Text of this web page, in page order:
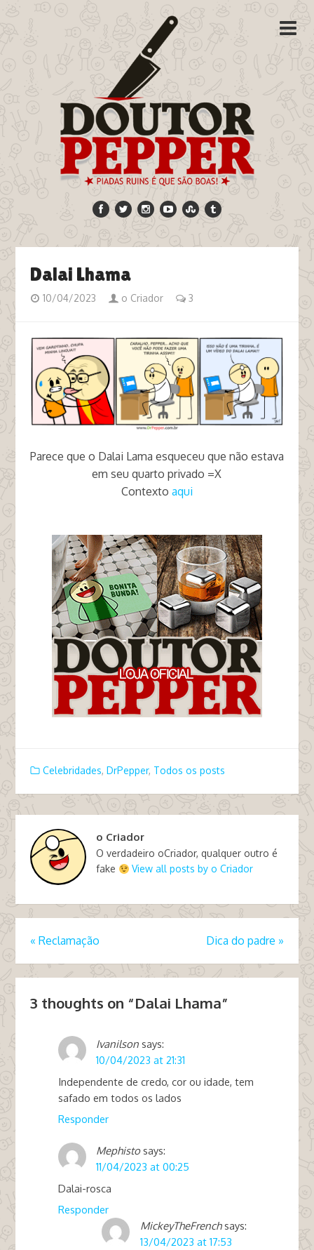
Dalai Lhama
10/04/2023 o Criador 3
Parece que o Dalai Lama esqueceu que não estava
em seu quarto privado =X
Contexto aqui
Celebridades, DrPepper, Todos os posts
o Criador
O verdadeiro oCriador, qualquer outro é
fake
View all posts by o Criador
« Reclamação Dica do padre »
3 thoughts on “Dalai Lhama”
Ivanilson says:
10/04/2023 at 21:31
Independente de credo, cor ou idade, tem
safado em todos os lados
Responder
Mephisto says:
11/04/2023 at 00:25
Dalai-rosca
Responder
MickeyTheFrench says:
13/04/2023 at 17:53